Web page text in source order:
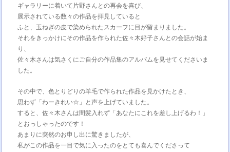
ギャラリーに着いて片野さんとの再会を喜び、
展示されている数々の作品を拝見していると
ふと、玉ねぎの皮で染められたスカーフに目が留まりました。
それをきっかけにその作品を作られた佐々木好子さんとの会話が始ま
り、
佐々木さんは気さくにご自分の作品集のアルバムを見せてくださいま
した。
その中で、色とりどりの羊毛で作られた作品を見かけたとき、
思わず「わーきれい☆」と声を上げていました。
すると、佐々木さんは間髪入れず「あなたにこれを差し上げるわ！」
とおっしゃったのです！
あまりに突然のお申し出に驚きましたが、
私がこの作品を一目で気に入ったのをとても喜んでくださって